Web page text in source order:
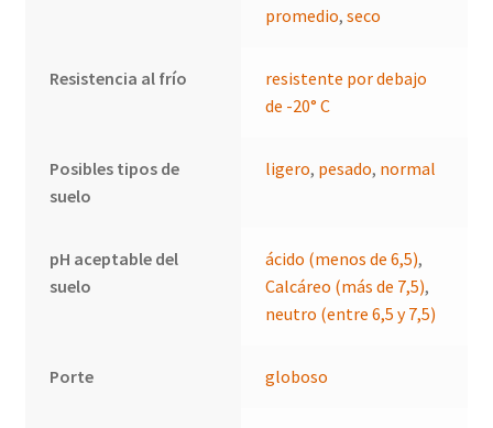
promedio,seco
Resistencia al frío
resistente por debajo
de -20° C
Posibles tipos de
suelo
ligero, pesado, normal
pH aceptable del
suelo
ácido (menos de 6,5),
Calcáreo (más de 7,5),
neutro (entre 6,5 y 7,5)
Porte globoso